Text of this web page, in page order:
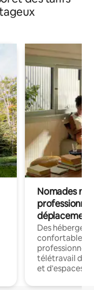
Nomades
déplacement
Des
confortables
professionnels
télétravail
et d'espaces